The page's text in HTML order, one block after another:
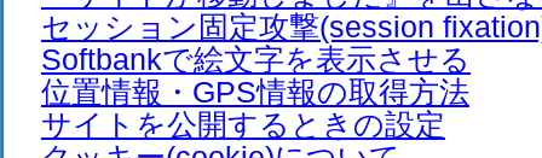
セッション固定攻撃(session
Softbankで絵文字を表示させる
位置情報・GPS情報の取得方法
サイトを公開するときの設定